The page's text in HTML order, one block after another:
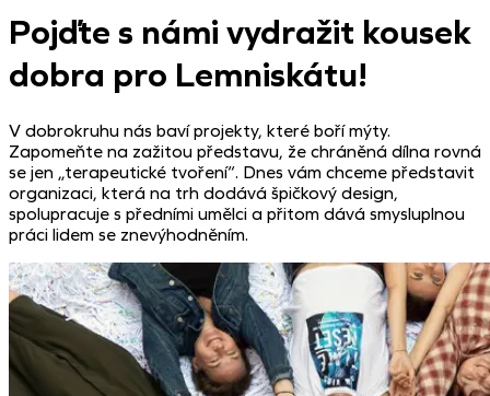
Pojďte s námi vydražit kousek
dobra pro Lemniskátu!
V dobrokruhu nás baví projekty, které boří mýty.
Zapomeňte na zažitou představu, že chráněná dílna rovná
se jen „terapeutické tvoření“. Dnes vám chceme představit
organizaci, která na trh dodává špičkový design,
spolupracuje s předními umělci a přitom dává smysluplnou
práci lidem se znevýhodněním.